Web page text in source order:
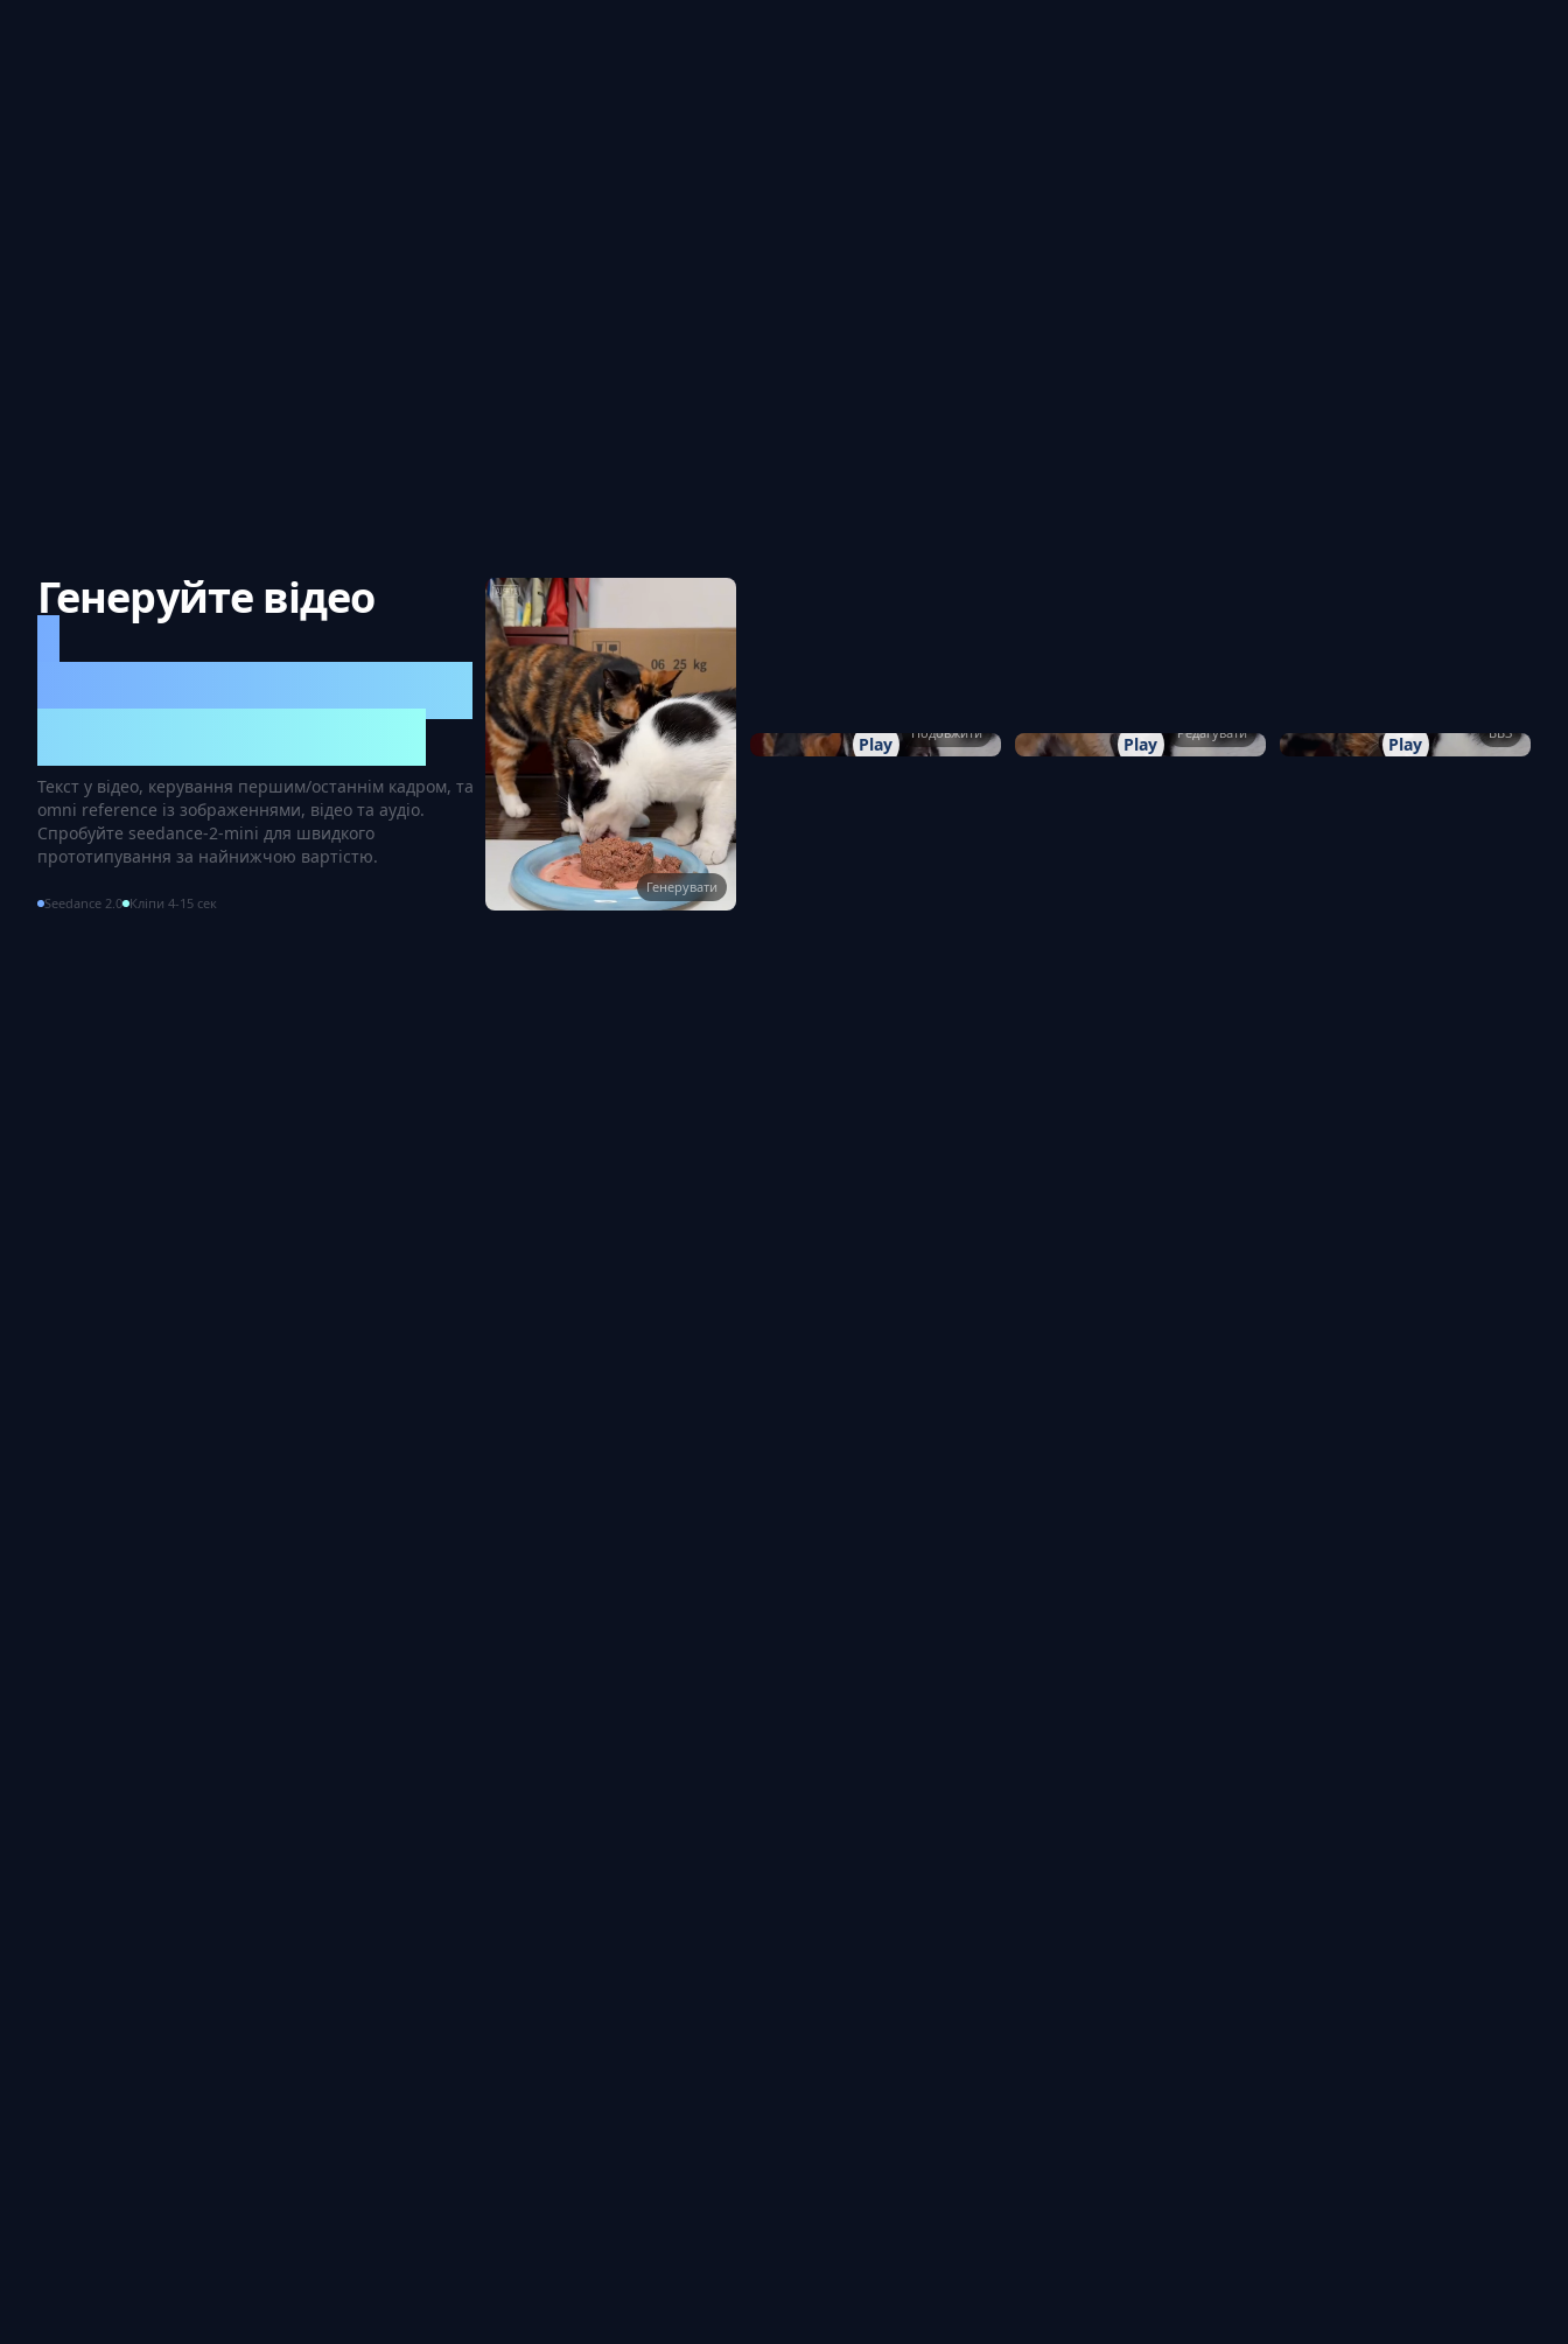
Генеруйте відео
Текст у відео, керування першим/останнім кадром, та
omni reference із зображеннями, відео та аудіо.
Спробуйте seedance-2-mini для швидкого
прототипування за найнижчою вартістю.
Seedance 2.0 Кліпи 4-15 сек
Генерувати
Play
Подовжити
Play
Редагувати
Play
ВВЗ